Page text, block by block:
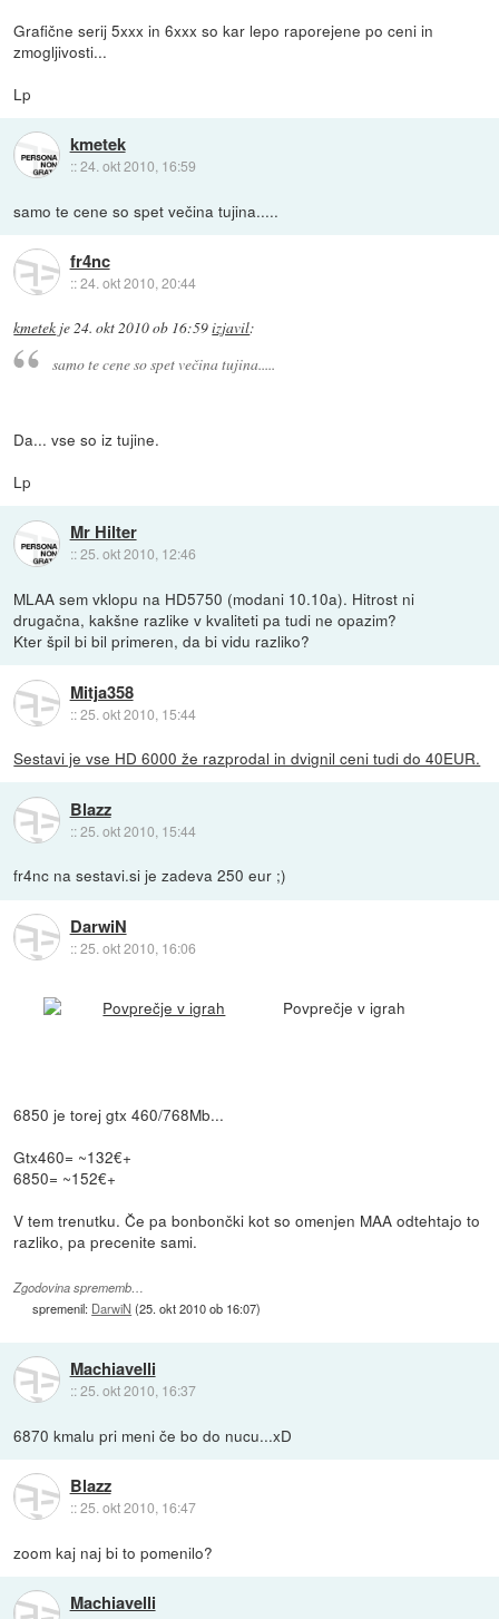
Grafične serij 5xxx in 6xxx so kar lepo raporejene po ceni in
zmogljivosti...
Lp
kmetek
::24. okt 2010, 16:59
samo te cene so spet večina tujina.....
fr4nc
::24. okt 2010, 20:44
kmetek je24. okt 2010 ob 16:59izjavil:
samo te cene so spet večina tujina.....
Da... vse so iz tujine.
Lp
Mr Hilter
::25. okt 2010, 12:46
MLAA sem vklopu na HD5750 (modani 10.10a). Hitrost ni
drugačna, kakšne razlike v kvaliteti pa tudi ne opazim?
Kter špil bi bil primeren, da bi vidu razliko?
Mitja358
::25. okt 2010, 15:44
Sestavi je vse HD 6000 že razprodal in dvignil ceni tudi do 40EUR.
Blazz
::25. okt 2010, 15:44
fr4nc na sestavi.si je zadeva 250 eur ;)
DarwiN
::25. okt 2010, 16:06
Povprečje v igrah
6850 je torej gtx 460/768Mb...
Gtx460= ~132€+
6850= ~152€+
V tem trenutku. Če pa bonbončki kot so omenjen MAA odtehtajo to
razliko, pa precenite sami.
Zgodovina sprememb…
spremenil: DarwiN(25. okt 2010 ob 16:07)
Machiavelli
::25. okt 2010, 16:37
6870 kmalu pri meni če bo do nucu...xD
Blazz
::25. okt 2010, 16:47
zoom kaj naj bi to pomenilo?
Machiavelli